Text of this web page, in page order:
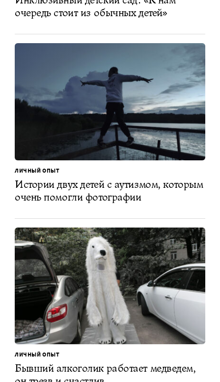
очередь стоит из обычных детей»
ЛИЧНЫЙ ОПЫТ
Истории двух детей с аутизмом, которым
очень помогли фотографии
ЛИЧНЫЙ ОПЫТ
Бывший алкоголик работает медведем,